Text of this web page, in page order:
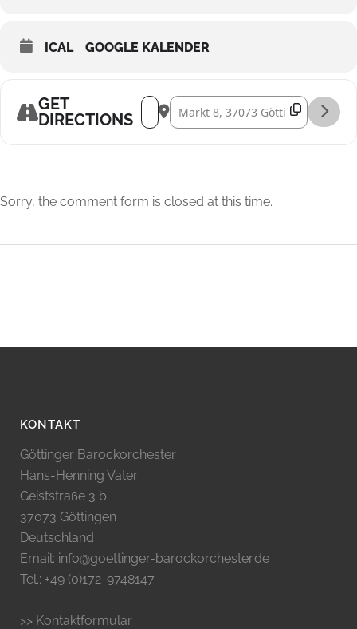
ICAL GOOGLE KALENDER
GET
DIRECTIONS
Address - Barockmusik aus
Destination Address -
Sorry, the comment form is closed at this time.
KONTAKT
Göttinger Barockorchester
Hans-Henning Vater
Geiststraße 3 b
37073 Göttingen
Deutschland
Email: info@goettinger-barockorchester.de
Tel.: +49 (0)172-9748147
>> Kontaktformular